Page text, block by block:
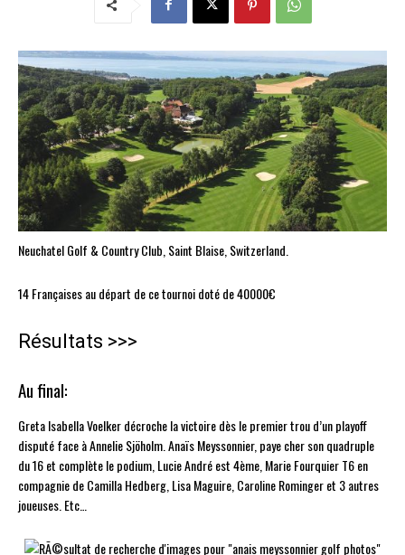
Neuchatel Golf & Country Club, Saint Blaise, Switzerland.
14 Françaises au départ de ce tournoi doté de 40000€
Résultats >>>
Au final:
Greta Isabella Voelker décroche la victoire dès le premier trou d’un playoff
disputé face à Annelie Sjöholm. Anaïs Meyssonnier, paye cher son quadruple
du 16 et complète le podium, Lucie André est 4ème, Marie Fourquier T6 en
compagnie de Camilla Hedberg, Lisa Maguire, Caroline Rominger et 3 autres
joueuses. Etc…